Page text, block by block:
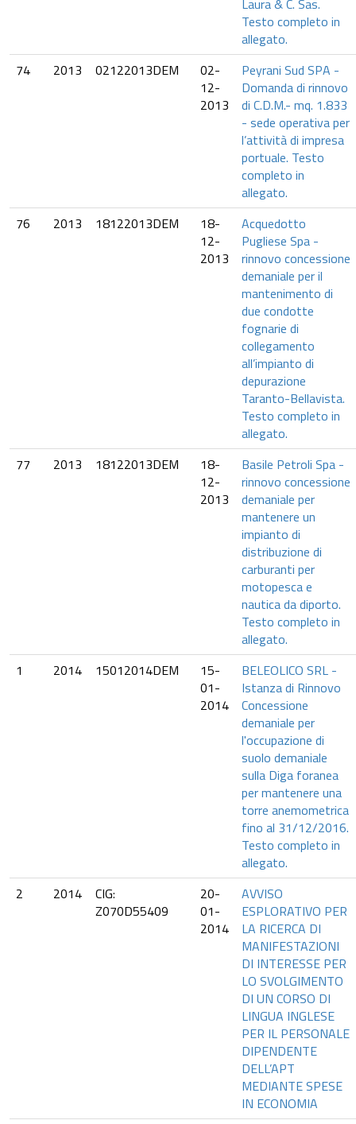
Laura & C. Sas.
Testo completo in
allegato.
74
2013 02122013DEM
02-
12-
2013
Peyrani Sud SPA -
Domanda di rinnovo
di C.D.M.- mq. 1.833
- sede operativa per
l’attività di impresa
portuale. Testo
completo in
allegato.
76
2013 18122013DEM
18-
12-
2013
Acquedotto
Pugliese Spa -
rinnovo concessione
demaniale per il
mantenimento di
due condotte
fognarie di
collegamento
all’impianto di
depurazione
Taranto-Bellavista.
Testo completo in
allegato.
77
2013 18122013DEM
18-
12-
2013
Basile Petroli Spa -
rinnovo concessione
demaniale per
mantenere un
impianto di
distribuzione di
carburanti per
motopesca e
nautica da diporto.
Testo completo in
allegato.
1
2014 15012014DEM
15-
01-
2014
BELEOLICO SRL -
Istanza di Rinnovo
Concessione
demaniale per
l'occupazione di
suolo demaniale
sulla Diga foranea
per mantenere una
torre anemometrica
fino al 31/12/2016.
Testo completo in
allegato.
2
2014
CIG:
Z070D55409
20-
01-
2014
AVVISO
ESPLORATIVO PER
LA RICERCA DI
MANIFESTAZIONI
DI INTERESSE PER
LO SVOLGIMENTO
DI UN CORSO DI
LINGUA INGLESE
PER IL PERSONALE
DIPENDENTE
DELL’APT
MEDIANTE SPESE
IN ECONOMIA